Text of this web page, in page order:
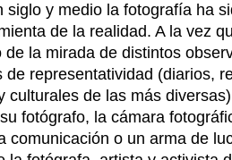
siglo y medio la fotografía ha
de la realidad. A la vez
de la mirada de distintos
de representatividad (diarios,
culturales de las más
fotógrafo, la cámara
comunicación o un arma de